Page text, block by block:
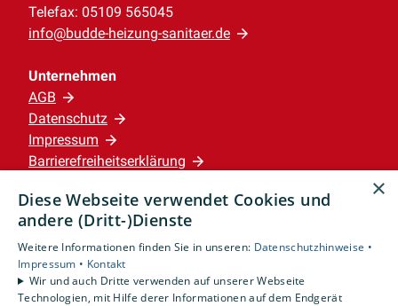
Telefax: 05109 565045
info@budde-heizung-sanitaer.de
Unternehmen
AGB
Datenschutz
Impressum
Barrierefreiheitserklärung
Leistungen
Privatkunden
Karriere
Unternehmen
×
Diese Webseite verwendet Cookies und
andere (Dritt-)Dienste
Weitere Informationen finden Sie in unseren: Datenschutzhinweise •
Impressum • Kontakt
Wir und auch Dritte verwenden auf unserer Webseite
Technologien, mit Hilfe derer Informationen auf dem Endgerät